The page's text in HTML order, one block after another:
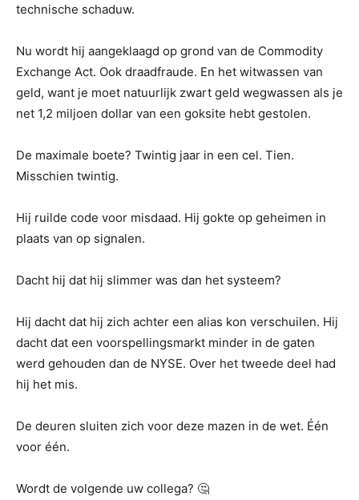
technische schaduw.
Nu wordt hij aangeklaagd op grond van de Commodity
Exchange Act. Ook draadfraude. En het witwassen van
geld, want je moet natuurlijk zwart geld wegwassen als je
net 1,2 miljoen dollar van een goksite hebt gestolen.
De maximale boete? Twintig jaar in een cel. Tien.
Misschien twintig.
Hij ruilde code voor misdaad. Hij gokte op geheimen in
plaats van op signalen.
Dacht hij dat hij slimmer was dan het systeem?
Hij dacht dat hij zich achter een alias kon verschuilen. Hij
dacht dat een voorspellingsmarkt minder in de gaten
werd gehouden dan de NYSE. Over het tweede deel had
hij het mis.
De deuren sluiten zich voor deze mazen in de wet. Één
voor één.
Wordt de volgende uw collega? 🤔